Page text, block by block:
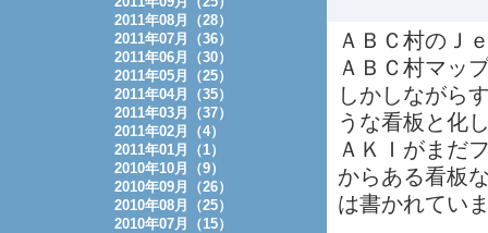
ＡＢＣ村のＪ
ＡＢＣ村マッ
しかしながら
うな看板と化
ＡＫＩがまだ
からある看板
は書かれてい
2011年08月（28）
2011年07月（36）
2011年06月（30）
2011年05月（25）
2011年04月（35）
2011年03月（37）
2011年02月（4）
2011年01月（1）
2010年10月（9）
2010年09月（26）
2010年08月（25）
2010年07月（15）